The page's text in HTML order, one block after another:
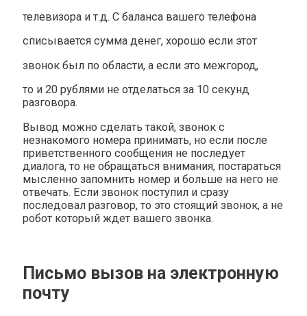
телевизора и т.д. С баланса вашего телефона
списывается сумма денег, хорошо если этот
звонок был по области, а если это межгород,
то и 20 рублями не отделаться за 10 секунд
разговора.
Вывод можно сделать такой, звонок с
незнакомого номера принимать, но если после
приветственного сообщения не последует
диалога, то не обращаться внимания, постараться
мысленно запомнить номер и больше на него не
отвечать. Если звонок поступил и сразу
последовал разговор, то это стоящий звонок, а не
робот который ждет вашего звонка.
Письмо вызов на электронную
почту